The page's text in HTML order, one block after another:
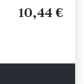
10,44 €